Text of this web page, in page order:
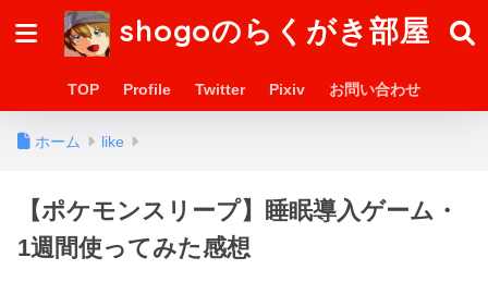
shogoのらくがき部屋
TOP Profile Twitter Pixiv お問い合わせ
ホーム like
【ポケモンスリープ】睡眠導入ゲーム・
1週間使ってみた感想